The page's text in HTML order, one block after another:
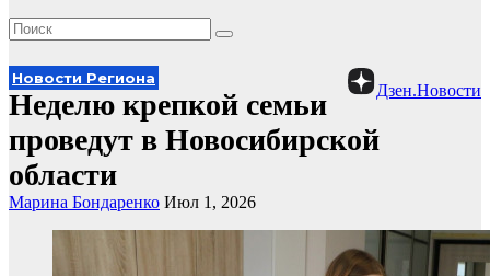
Дзен.Новости
Новости Региона
Неделю крепкой семьи
проведут в Новосибирской
области
Марина Бондаренко Июл 1, 2026